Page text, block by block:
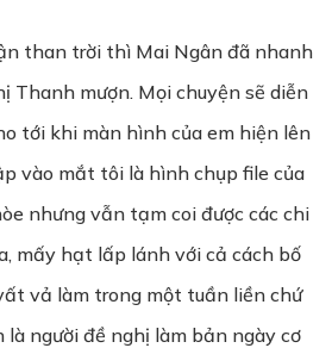
than trời thì Mai Ngân đã nhanh
Thanh mượn. Mọi chuyện sẽ diễn
tới khi màn hình của em hiện lên
vào mắt tôi là hình chụp file của
nhưng vẫn tạm coi được các chi
mấy hạt lấp lánh với cả cách bố
vả làm trong một tuần liền chứ
là người đề nghị làm bản ngày cơ